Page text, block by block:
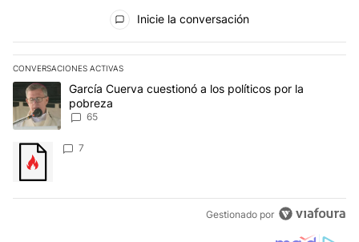
Todos los comentarios
Inicie la conversación
CONVERSACIONES ACTIVAS
Este listado muestra los artículos con más comentarios en los
Un artículo de tendencia con el título "García Cuerva cuestionó
García Cuerva cuestionó a los políticos por la
pobreza
65
Un artículo de tendencia con el título "" con 7 comentarios.
7
Gestionado por